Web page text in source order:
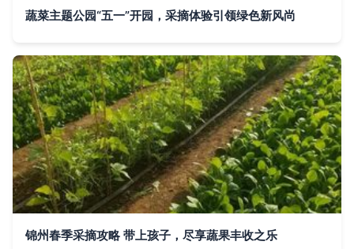
蔬菜主题公园“五一”开园，采摘体验引领绿色新风尚
锦州春季采摘攻略 带上孩子，尽享蔬果丰收之乐